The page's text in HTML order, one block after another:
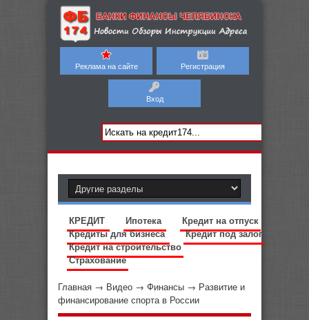
Реклама на сайте Регистрация
Вход
КРЕДИТ Ипотека
Кредит на отпуск
Кредиты для бизнеса
Кредит под залог
Кредит на строительство
Страхование
Главная → Видео → Финансы → Развитие и
финансирование спорта в России